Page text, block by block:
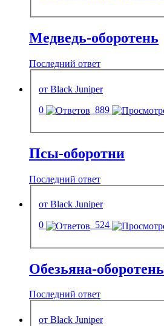
Медведь-оборотень
Последний ответ
от Black Juniper
0
889
Псы-оборотни
Последний ответ
от Black Juniper
0
524
Обезьяна-оборотень
Последний ответ
от Black Juniper